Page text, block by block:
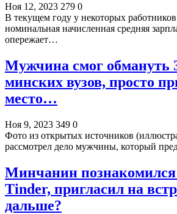
Ноя 12, 2023 279 0
В текущем году у некоторых
номинальная начисленная средняя
опережает…
Мужчина смог обмануть
минских вузов, просто
место…
Ноя 9, 2023 349 0
Фото из открытых источников
рассмотрел дело мужчины, который
Минчанин
Tinder, пригласил на
дальше?